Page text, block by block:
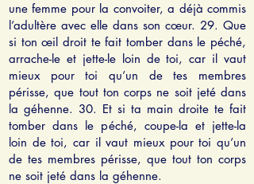
une femme pour la convoiter, a déjà commis
l’adultère avec elle dans son cœur. 29. Que
si ton œil droit te fait tomber dans le péché,
arrache-le et jette-le loin de toi, car il vaut
mieux pour toi qu’un de tes membres
périsse, que tout ton corps ne soit jeté dans
la géhenne. 30. Et si ta main droite te fait
tomber dans le péché, coupe-la et jette-la
loin de toi, car il vaut mieux pour toi qu’un
de tes membres périsse, que tout ton corps
ne soit jeté dans la géhenne.